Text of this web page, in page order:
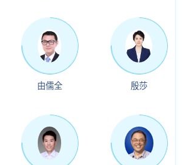
由儒全 殷莎